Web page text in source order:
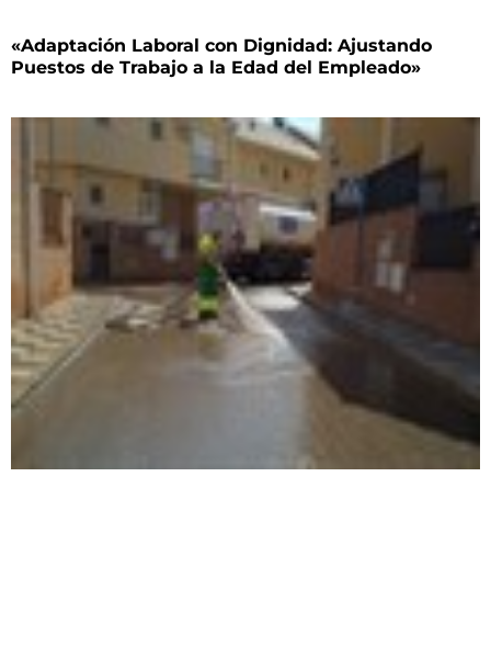
«Adaptación Laboral con Dignidad: Ajustando
Puestos de Trabajo a la Edad del Empleado»